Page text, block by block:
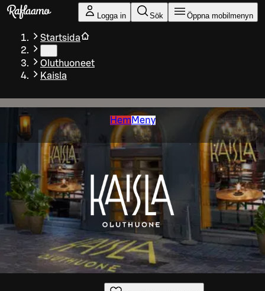
Gå till huvudinnehållet
Logga in Sök Öppna mobilmenyn
Startsida
Oluthuoneet
Kaisla
Hem Meny